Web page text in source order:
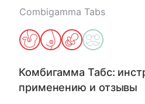
Combigamma Tabs
Комбигамма Табс:
применению и отзывы